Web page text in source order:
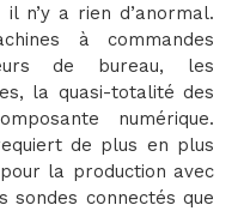
n’y a rien d’anormal.
à commandes
de bureau, les
la quasi-totalité des
numérique.
de plus en plus
la production avec
connectés que